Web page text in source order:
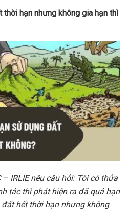
thời hạn nhưng không gia hạn thì
IRLIE nêu câu hỏi: Tôi có thửa
tác thì phát hiện ra đã quá hạn
hết thời hạn nhưng không